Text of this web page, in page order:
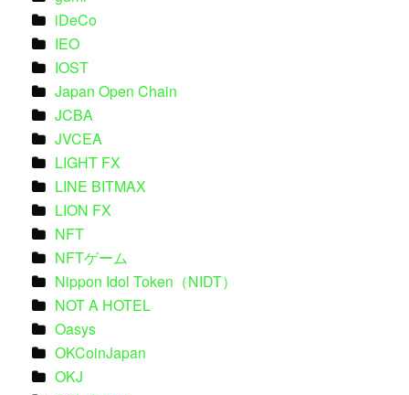
iDeCo
IEO
IOST
Japan Open Chain
JCBA
JVCEA
LIGHT FX
LINE BITMAX
LION FX
NFT
NFTゲーム
Nippon Idol Token（NIDT）
NOT A HOTEL
Oasys
OKCoinJapan
OKJ